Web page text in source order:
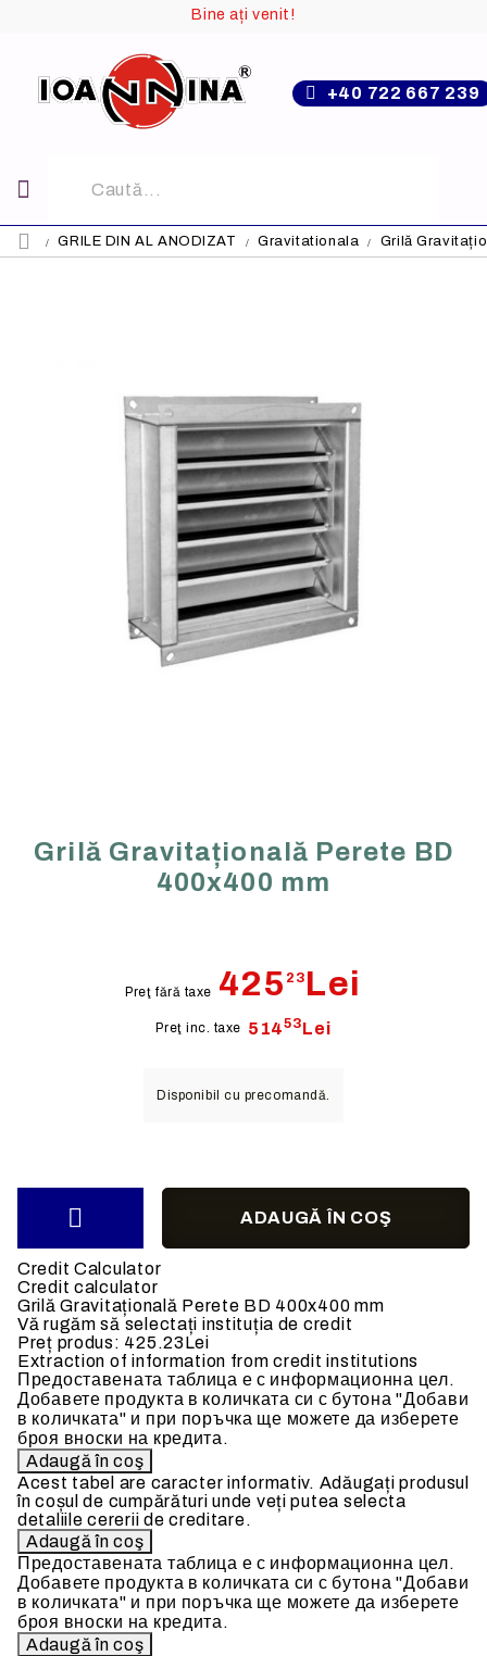
Bine ați venit!
+40 722 667 239
GRILE DIN AL ANODIZAT Gravitationala Grilă
Grilă Gravitațională Perete BD
400x400 mm
Preţ fără taxe 425 23 Lei
Preţ inc. taxe 51453Lei
Disponibil cu precomandă.
Credit Calculator
Credit calculator
Grilă Gravitațională Perete BD 400x400 mm
Vă rugăm să selectați instituția de credit
Preț produs: 425.23Lei
Extraction of information from credit institutions
Предоставената таблица е с информационна цел.
Добавете продукта в количката си с бутона "Добави
в количката" и при поръчка ще можете да изберете
броя вноски на кредита.
Acest tabel are caracter informativ. Adăugați produsul
în coșul de cumpărături unde veți putea selecta
detaliile cererii de creditare.
Предоставената таблица е с информационна цел.
Добавете продукта в количката си с бутона "Добави
в количката" и при поръчка ще можете да изберете
броя вноски на кредита.